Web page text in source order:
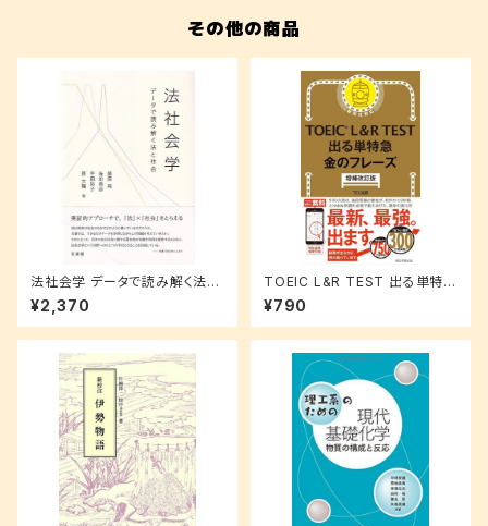
その他の商品
法社会学 データで読み解く法と
社会
¥2,370
TOEIC L&R TEST 出る単特急
金のフレーズ(増補改訂版)
¥790